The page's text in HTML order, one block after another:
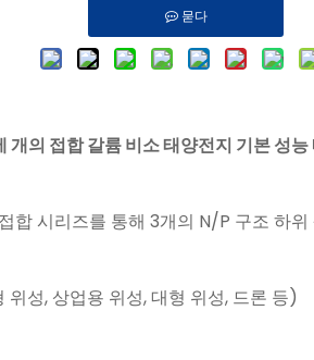
묻다
개의 접합 갈륨 비소 태양전지 기본 성
시리즈를 통해 3개의 N/P 구조 하
성, 상업용 위성, 대형 위성, 드론 등)